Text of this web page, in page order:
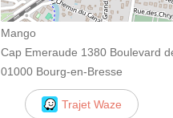
Mango
Cap Emeraude 1380 Boulevard
01000 Bourg-en-Bresse
Trajet Waze